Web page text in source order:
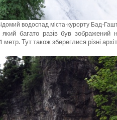
водоспад міста-курорту Бад-
багато разів був зображений
Тут також збереглися різні